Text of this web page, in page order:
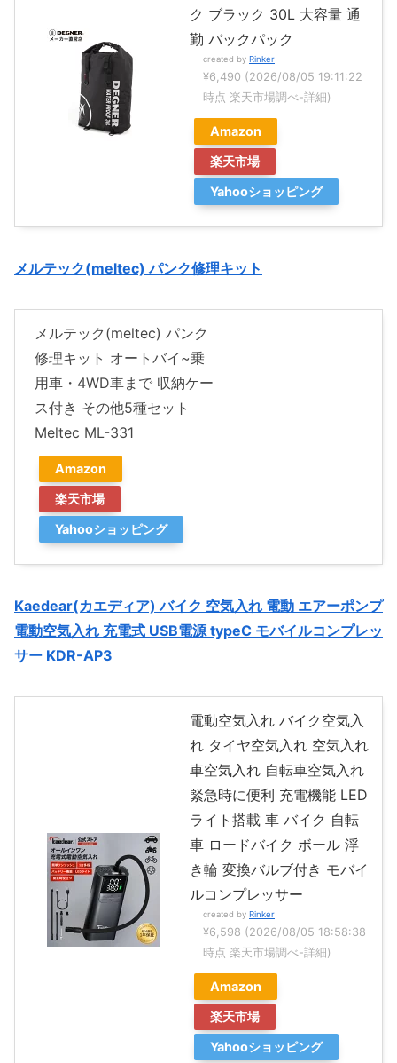
ク ブラック 30L 大容量 通
勤 バックパック
created by Rinker
¥6,490 (2026/08/05 19:11:22
時点 楽天市場調べ-詳細)
Amazon
楽天市場
Yahooショッピング
メルテック(meltec) パンク修理キット
メルテック(meltec) パンク
修理キット オートバイ~乗
用車・4WD車まで 収納ケー
ス付き その他5種セット
Meltec ML-331
Amazon
楽天市場
Yahooショッピング
Kaedear(カエディア) バイク 空気入れ 電動 エアーポンプ
電動空気入れ 充電式 USB電源 typeC モバイルコンプレッ
サー KDR-AP3
電動空気入れ バイク空気入
れ タイヤ空気入れ 空気入れ
車空気入れ 自転車空気入れ
緊急時に便利 充電機能 LED
ライト搭載 車 バイク 自転
車 ロードバイク ボール 浮
き輪 変換バルブ付き モバイ
ルコンプレッサー
created by Rinker
¥6,598 (2026/08/05 18:58:38
時点 楽天市場調べ-詳細)
Amazon
楽天市場
Yahooショッピング